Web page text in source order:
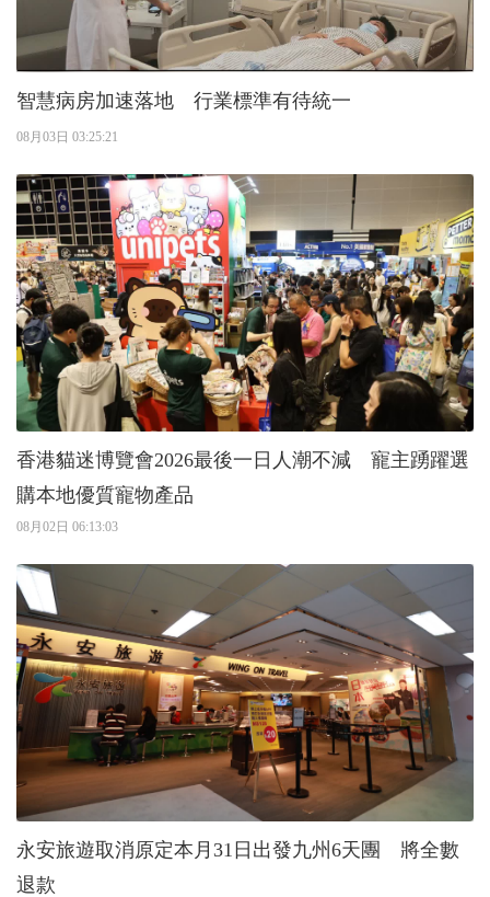
智慧病房加速落地 行業標準有待統一
08月03日 03:25:21
香港貓迷博覽會2026最後一日人潮不減 寵主踴躍選
購本地優質寵物產品
08月02日 06:13:03
永安旅遊取消原定本月31日出發九州6天團 將全數
退款